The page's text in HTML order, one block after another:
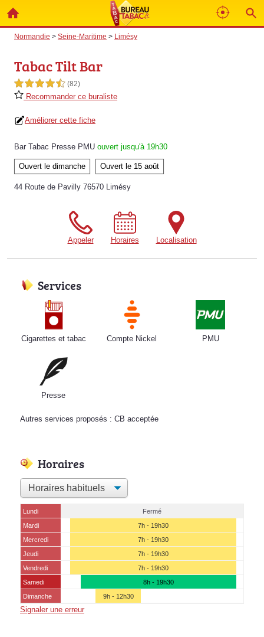
Normandie > Seine-Maritime > Limésy
Tabac Tilt Bar
4,5 étoiles sur 5 (82)
Recommander ce buraliste
Améliorer cette fiche
Bar Tabac Presse PMU ouvert jusqu'à 19h30
Ouvert le dimanche Ouvert le 15 août
44 Route de Pavilly 76570 Limésy
Appeler Horaires Localisation
Services
Cigarettes et tabac Compte Nickel PMU
Presse
Autres services proposés : CB acceptée
Horaires
Lundi
Fermé
Mardi
7h - 19h30
Mercredi
7h - 19h30
Jeudi
7h - 19h30
Vendredi
7h - 19h30
Samedi
8h - 19h30
Dimanche
9h - 12h30
Signaler une erreur